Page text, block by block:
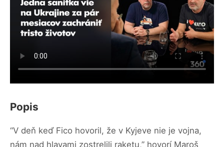
Popis
“V deň keď Fico hovoril, že v Kyjeve nie je vojna,
nám nad hlavami zostrelili raketu,” hovorí Maroš